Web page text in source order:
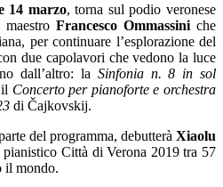
14 marzo, torna sul podio veronese
Francesco Ommassiniche
per continuare l’esplorazione del
due capolavori che vedono la luce
dall’altro: la Sinfonia n. 8 in sol
Concerto per pianoforte e orchestra
di Čajkovskij.
del programma, debutteràXiaolu
Città di Verona 2019 tra 57
il mondo.